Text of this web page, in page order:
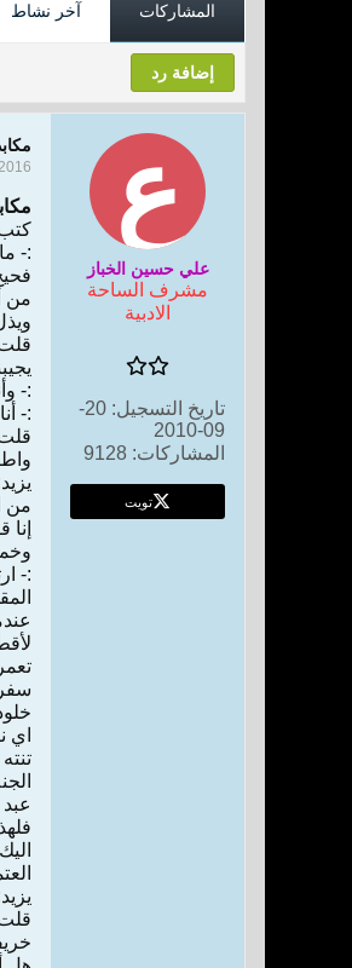
المشاركات آخر نشاط
إضافة رد
علي حسين الخباز
مشرف الساحة
الادبية
تاريخ التسجيل:
20-
09-2010
المشاركات: 9128
تويت
PM
:-
من
:-
:-
من
:-
اي